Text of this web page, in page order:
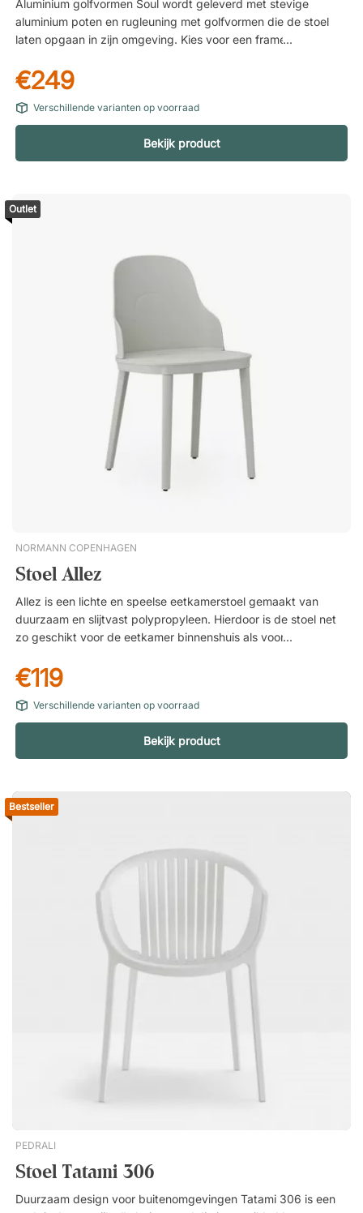
Aluminium golfvormen Soul wordt geleverd met stevige
aluminium poten en rugleuning met golfvormen die de stoel
laten opgaan in zijn omgeving. Kies voor een frame van
stijlvolle afwerking met poedercoating voor een naadloos
resultaat. Stevige teakhouten zitting De zitting is gemaakt van
teakhouten latten en heeft een gebogen vorm waardoor u
comfortabel kunt zitten. Teakhout is optimaal voor gebruik
buitenshuis omdat het een duurzaam materiaal is met een
hoog oliegehalte dat minimaal onderhoud vereist en van
elegante stoel met een luchtig aluminium frame en een
komvormige zitting van teakhouten latten. De gebogen
maken van Soul een uitnodigende stoel die uitnodigt om beter
te bekijken. Minimale afname van 2 (prijs per stuk afgebeeld).
Stapelbaar tot 4 stoelen. Geschikt voor buitengebruik. Zitting
€249
Verschillende varianten op voorraad
Bekijk product
Outlet
NORMANN COPENHAGEN
Stoel Allez
Allez is een lichte en speelse eetkamerstoel gemaakt van
duurzaam en slijtvast polypropyleen. Hierdoor is de stoel net
zo geschikt voor de eetkamer binnenshuis als voor het balkon,
gemakkelijk te verplaatsen. Gemakkelijk schoon te vegen en
schoon te houden. Geschikt voor gebruik buitenshuis.
€119
Verschillende varianten op voorraad
Bekijk product
Bestseller
PEDRALI
Stoel Tatami 306
Duurzaam design voor buitenomgevingen Tatami 306 is een